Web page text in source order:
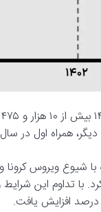
در کسب سود عملیاتی با افت مواجه شده است.